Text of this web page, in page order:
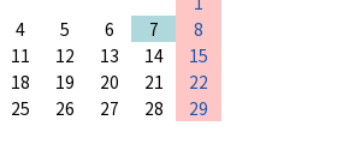
4 5 6 7
8
11 12 13 14
15
18 19 20 21
22
25 26 27 28
29